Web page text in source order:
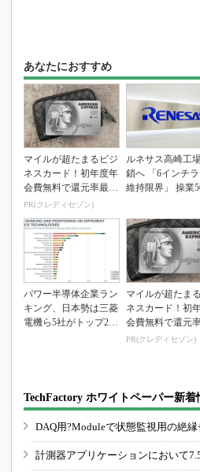
あなたにおすすめ
マイルが超たまるビジ
ネスカード！初年度年
会費無料で還元率最大
1.125%
PR(クレディセゾン)
ルネサス高崎工
鎖へ 「6インチ
維持限界」 操業
パワー半導体企業ラン
キング、日本勢は三菱
電機ら5社がトップ20
マイルが超たま
ネスカード！初
会費無料で還元
1.125%
PR(クレディセゾン)
TechFactory ホワイトペーパー新着
DAQ用?Moduleで状態監視用の絶
計測器アプリケーションにおいて